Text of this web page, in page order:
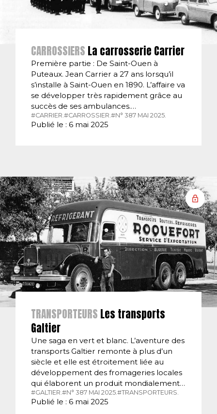
CARROSSIERS La carrosserie Carrier
Première partie : De Saint-Ouen à
Puteaux. Jean Carrier a 27 ans lorsqu’il
s’installe à Saint-Ouen en 1890. L’affaire va
se développer très rapidement grâce au
succès de ses ambulances.…
#CARRIER.#CARROSSIER.#N° 387 MAI 2025.
Publié le : 6 mai 2025
TRANSPORTEURS Les transports
Galtier
Une saga en vert et blanc. L’aventure des
transports Galtier remonte à plus d’un
siècle et elle est étroitement liée au
développement des fromageries locales
qui élaborent un produit mondialement…
#GALTIER.#N° 387 MAI 2025.#TRANSPORTEURS.
Publié le : 6 mai 2025